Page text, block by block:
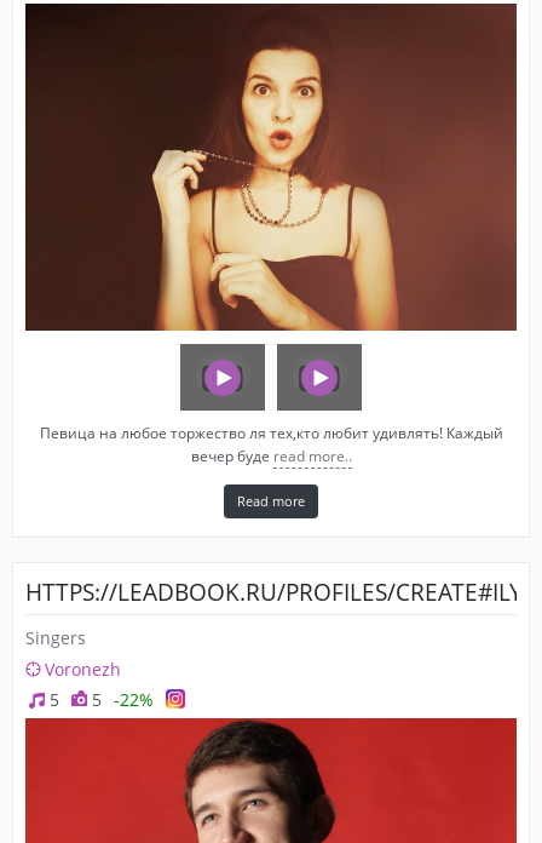
Певица на любое торжество ля тех,кто любит удивлять! Каждый
вечер буде read more..
Read more
HTTPS://LEADBOOK.RU/PROFILES/
Singers
Voronezh
5
5 -22%